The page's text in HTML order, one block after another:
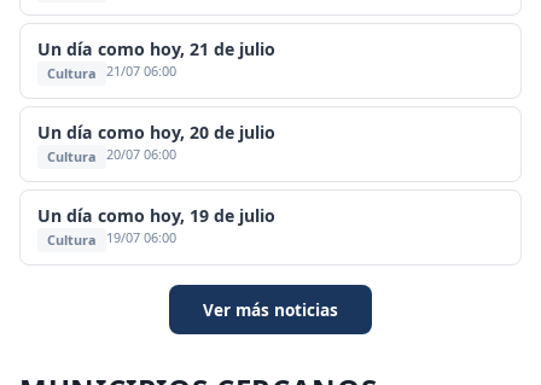
Un día como hoy, 21 de julio
Cultura 21/07 06:00
Un día como hoy, 20 de julio
Cultura 20/07 06:00
Un día como hoy, 19 de julio
Cultura 19/07 06:00
Ver más noticias